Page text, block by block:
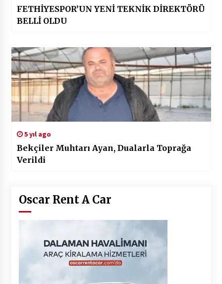
FETHİYESPOR’UN YENİ TEKNİK DİREKTÖRÜ
BELLİ OLDU
5 yıl ago
Bekçiler Muhtarı Ayan, Dualarla Toprağa
Verildi
Oscar Rent A Car